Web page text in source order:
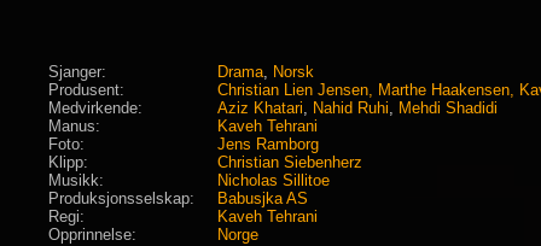
Sjanger: Drama, Norsk
Produsent:
Christian Lien Jensen, Marthe Haakensen,
Medvirkende:
Aziz Khatari, Nahid Ruhi, Mehdi Shadidi
Manus:
Kaveh Tehrani
Foto:
Jens Ramborg
Klipp:
Christian Siebenherz
Musikk:
Nicholas Sillitoe
Produksjonsselskap:
Babusjka AS
Regi:
Kaveh Tehrani
Opprinnelse:
Norge